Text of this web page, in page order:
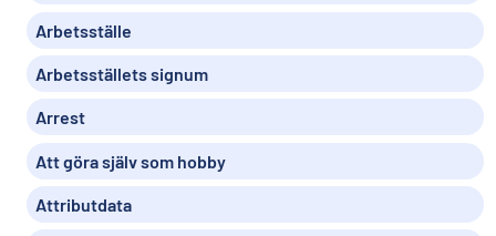
Arbetsställe
Arbetsställets signum
Arrest
Att göra själv som hobby
Attributdata